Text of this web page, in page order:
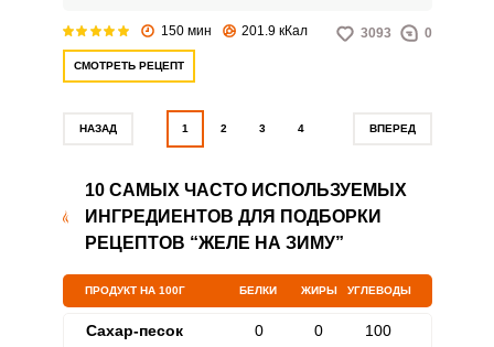
150 мин 201.9 кКал 3093 0
СМОТРЕТЬ РЕЦЕПТ
НАЗАД 1 2 3 4 ВПЕРЕД
10 САМЫХ ЧАСТО ИСПОЛЬЗУЕМЫХ
ИНГРЕДИЕНТОВ ДЛЯ ПОДБОРКИ
РЕЦЕПТОВ “ЖЕЛЕ НА ЗИМУ”
ПРОДУКТ НА 100Г БЕЛКИ ЖИРЫ УГЛЕВОДЫ
Сахар-песок 0 0 100